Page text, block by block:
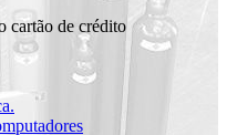
cartão de crédito